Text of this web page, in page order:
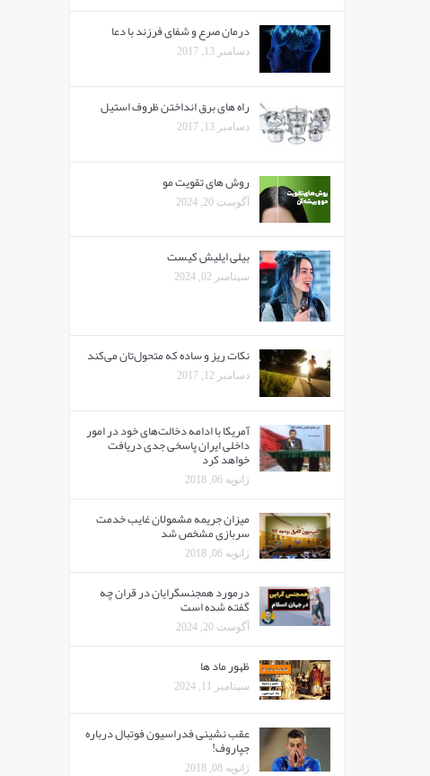
درمان صرع و شفای فرزند با دعا
دسامبر 13, 2017
راه های برق انداختن ظروف استیل
دسامبر 13, 2017
روش های تقویت مو
آگوست 20, 2024
بیلی ایلیش کیست
سپتامبر 02, 2024
نکات ریز و ساده که متحول‌تان می‌کند
دسامبر 12, 2017
آمریکا با ادامه دخالت‌های خود در امور
داخلی ایران پاسخی جدی دریافت
خواهد کرد
ژانویه 06, 2018
میزان جریمه مشمولان غایب خدمت
سربازی مشخص شد
ژانویه 06, 2018
درمورد همجنسگرایان در قران چه
گفته شده است
آگوست 20, 2024
ظهور ماد ها
سپتامبر 11, 2024
عقب نشینی فدراسیون فوتبال درباره
جپاروف!
ژانویه 08, 2018